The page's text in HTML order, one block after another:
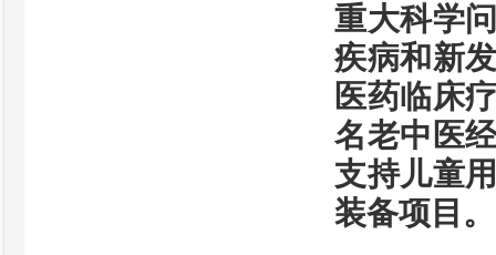
重大科学
疾病和新
医药临床
名老中医
支持儿童
装备项目。